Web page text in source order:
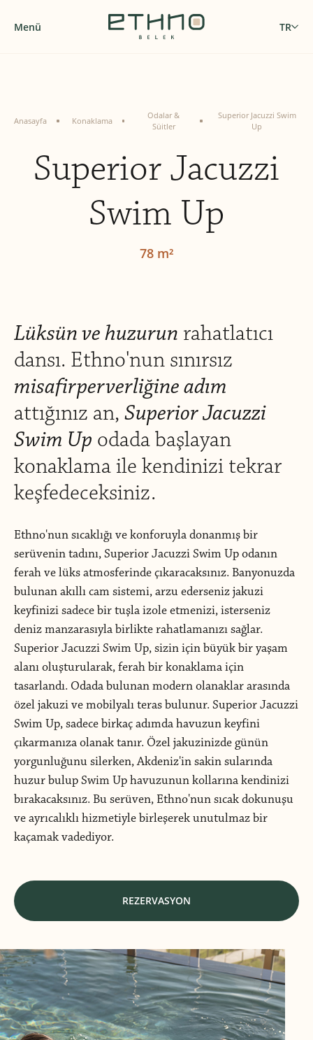
Menü TR
Anasayfa Konaklama
Odalar &
Süitler
Superior Jacuzzi Swim
Up
Superior Jacuzzi
Swim Up
78 m²
Lüksün ve huzurun rahatlatıcı
dansı. Ethno'nun sınırsız
misafirperverliğine adım
attığınız an, Superior Jacuzzi
Swim Up odada başlayan
konaklama ile kendinizi tekrar
keşfedeceksiniz.
Ethno'nun sıcaklığı ve konforuyla donanmış bir
serüvenin tadını, Superior Jacuzzi Swim Up odanın
ferah ve lüks atmosferinde çıkaracaksınız. Banyonuzda
bulunan akıllı cam sistemi, arzu ederseniz jakuzi
keyfinizi sadece bir tuşla izole etmenizi, isterseniz
deniz manzarasıyla birlikte rahatlamanızı sağlar.
Superior Jacuzzi Swim Up, sizin için büyük bir yaşam
alanı oluşturularak, ferah bir konaklama için
tasarlandı. Odada bulunan modern olanaklar arasında
özel jakuzi ve mobilyalı teras bulunur. Superior Jacuzzi
Swim Up, sadece birkaç adımda havuzun keyfini
çıkarmanıza olanak tanır. Özel jakuzinizde günün
yorgunluğunu silerken, Akdeniz'in sakin sularında
huzur bulup Swim Up havuzunun kollarına kendinizi
bırakacaksınız. Bu serüven, Ethno'nun sıcak dokunuşu
ve ayrıcalıklı hizmetiyle birleşerek unutulmaz bir
kaçamak vadediyor.
REZERVASYON